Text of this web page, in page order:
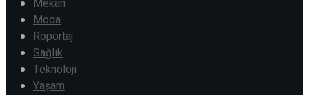
Moda
Röportaj
Sağlık
Teknoloji
Yaşam